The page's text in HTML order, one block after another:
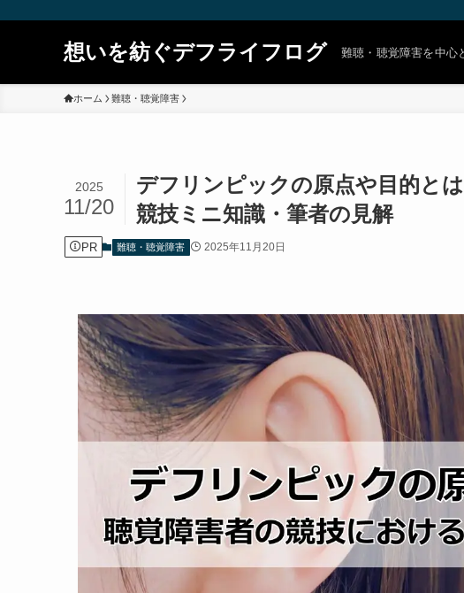
想いを紡ぐデフライフログ 難聴・聴覚障害を中心
ホーム 難聴・聴覚障害
デフリンピックの原点や目的と
競技ミニ知識・筆者の見解
2025
11/20
PR 難聴・聴覚障害 2025年11月20日